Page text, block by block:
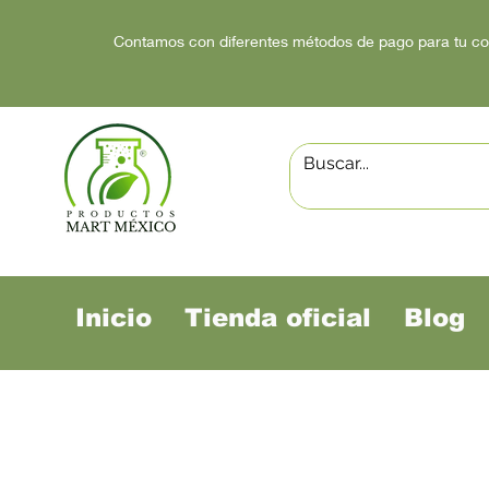
Contamos con diferentes métodos de pago para tu
Inicio Tienda oficial Blog